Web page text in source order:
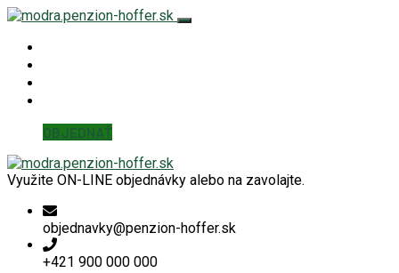
OBJEDNAŤ
Využite ON-LINE objednávky alebo na zavolajte.
objednavky@penzion-hoffer.sk
+421 900 000 000